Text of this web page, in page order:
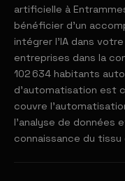
artificielle à
bénéficier d'un
intégrer l'IA dans
entreprises dans la
102 634 habitants
d'automatisation est
couvre
l'analyse de données
connaissance du tissu